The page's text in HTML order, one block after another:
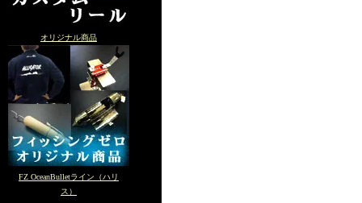
オリジナル商品
FZ OceanBulletライン（ハリ
ス）